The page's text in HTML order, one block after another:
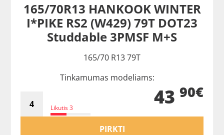
165/70R13 HANKOOK WINTER
I*PIKE RS2 (W429) 79T DOT23
Studdable 3PMSF M+S
165/70 R13 79T
Tinkamumas modeliams:
Likutis 3 43 90€
PIRKTI